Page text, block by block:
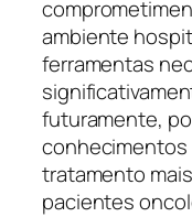
ambiente
ferramentas
futuramente,
conhecimentos
tratamento
pacientes